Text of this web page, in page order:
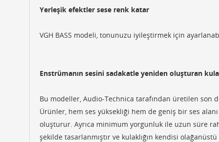
Yerleşik efektler sese renk katar
VGH BASS modeli, tonunuzu iyileştirmek için
Enstrümanın sesini sadakatle yeniden oluşturan
Bu modeller, Audio-Technica tarafından üretilen son
Ürünler, hem ses yüksekliği hem de geniş bir ses
oluşturur. Ayrıca minimum yorgunluk ile uzun süre
şekilde tasarlanmıştır ve kulaklığın kendisi